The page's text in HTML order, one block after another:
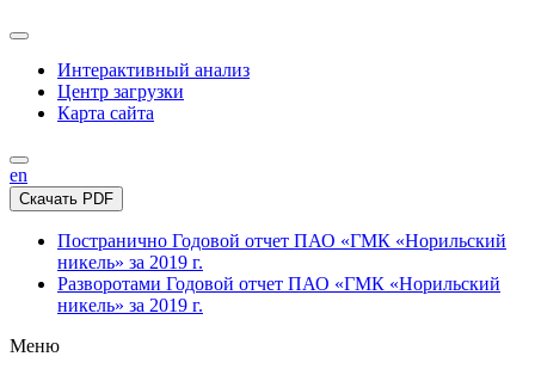
Интерактивный анализ
Центр загрузки
Карта сайта
en
Скачать PDF
Постранично Годовой отчет ПАО «ГМК «Норильский
никель» за 2019 г.
Разворотами Годовой отчет ПАО «ГМК «Норильский
никель» за 2019 г.
Меню